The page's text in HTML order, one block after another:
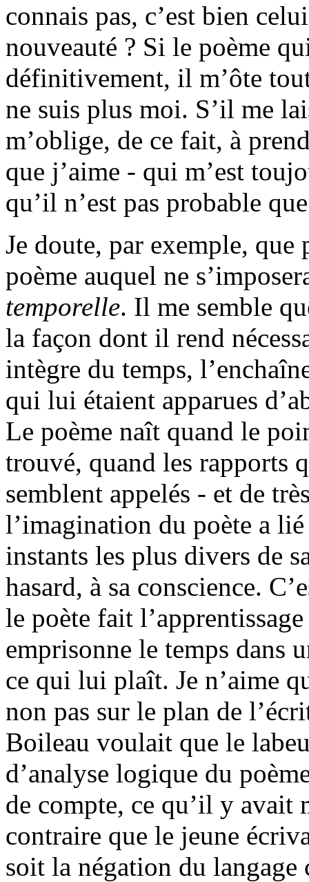
connais pas, c’est bien
nouveauté ? Si le poème
définitivement, il m’ôte
ne suis plus moi. S’il me
m’oblige, de ce fait, à
que j’aime - qui m’est
qu’il n’est pas probable
Je doute, par exemple, que
poème auquel ne
temporelle. Il me semble
la façon dont il rend
intègre du temps,
qui lui étaient apparues
Le poème naît quand le
trouvé, quand les rapports
semblent appelés - et de
l’imagination du poète a
instants les plus divers de
hasard, à sa conscience.
le poète fait
emprisonne le temps dans
ce qui lui plaît. Je n’aime
non pas sur le plan de
Boileau voulait que le
d’analyse logique du
de compte, ce qu’il y avait
contraire que le jeune
soit la négation du langage